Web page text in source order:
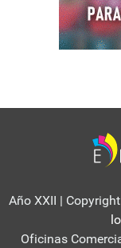
Año XXII |
Oficinas